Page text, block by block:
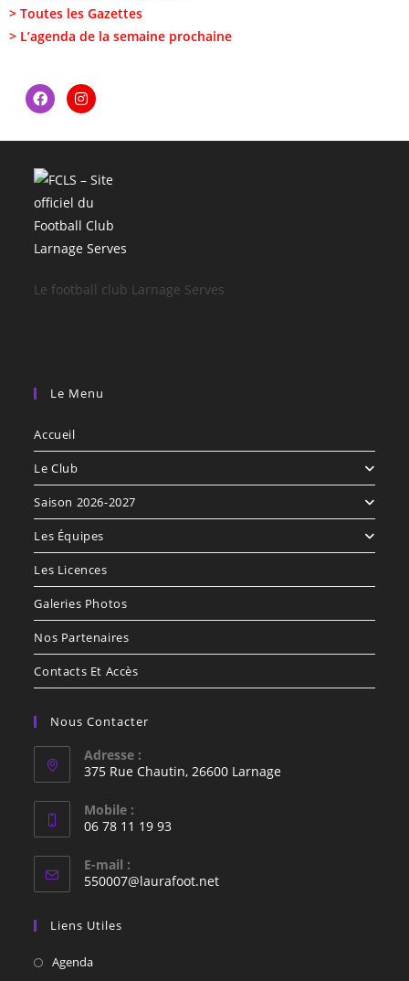
> Toutes les Gazettes
> L’agenda de la semaine prochaine
Le football club Larnage Serves
Le Menu
Accueil
Le Club
Saison 2026-2027
Les Équipes
Les Licences
Galeries Photos
Nos Partenaires
Contacts Et Accès
Nous Contacter
Adresse :
375 Rue Chautin, 26600 Larnage
Mobile :
06 78 11 19 93
E-mail :
550007@laurafoot.net
Liens Utiles
Agenda